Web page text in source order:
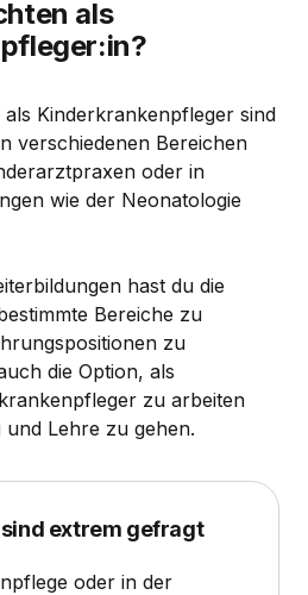
als
als Kinderkrankenpfleger sind
verschiedenen Bereichen
oder in
wie der Neonatologie
hast du die
Bereiche zu
zu
die Option, als
zu arbeiten
Lehre zu gehen.
extrem gefragt
oder in der